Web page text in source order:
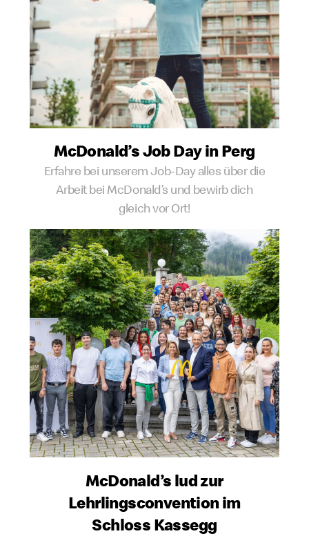
McDonald’s Job Day in Perg
Erfahre bei unserem Job-Day alles über die
Arbeit bei McDonald’s und bewirb dich
gleich vor Ort!
McDonald’s lud zur
Lehrlingsconvention im
Schloss Kassegg